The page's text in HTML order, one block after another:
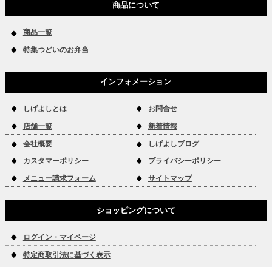
商品について
商品一覧
特集つどいのお弁当
インフォメーション
しげよしとは お問合せ
店舗一覧 新着情報
会社概要 しげよしブログ
カスタマーポリシー プライバシーポリシー
メニュー請求フォーム サイトマップ
ショッピングについて
ログイン・マイページ
特定商取引法に基づく表示